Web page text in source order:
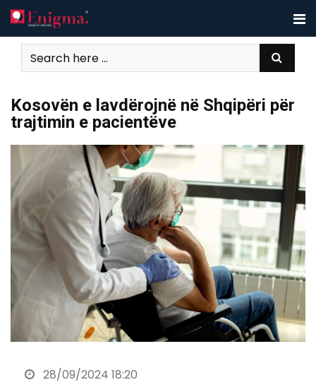
Skip
to
content
Kosovën e lavdërojnë në Shqipëri për
trajtimin e pacientëve
28/09/2024 18:20